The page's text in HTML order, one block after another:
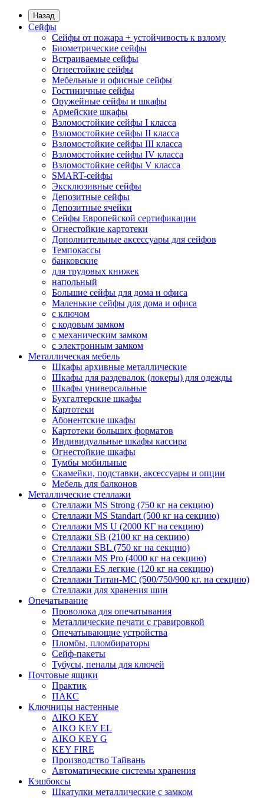
Назад
Сейфы
Сейфы от пожара + устойчивость к взлому
Биометрические сейфы
Встраиваемые сейфы
Огнестойкие сейфы
Мебельные и офисные сейфы
Гостиничные сейфы
Оружейные сейфы и шкафы
Армейские шкафы
Взломостойкие сейфы I класса
Взломостойкие сейфы II класса
Взломостойкие сейфы III класса
Взломостойкие сейфы IV класса
Взломостойкие сейфы V класса
SMART-сейфы
Эксклюзивные сейфы
Депозитные сейфы
Депозитные ячейки
Сейфы Европейской сертификации
Огнестойкие картотеки
Дополнительные аксессуары для сейфов
Темпокассы
банковские
для трудовых книжек
напольный
Большие сейфы для дома и офиса
Маленькие сейфы для дома и офиса
с ключом
с кодовым замком
с механическим замком
с электронным замком
Металлическая мебель
Шкафы архивные металлические
Шкафы для раздевалок (локеры) для одежды
Шкафы универсальные
Бухгалтерские шкафы
Картотеки
Абонентские шкафы
Картотеки больших форматов
Индивидуальные шкафы кассира
Огнестойкие шкафы
Тумбы мобильные
Скамейки, подставки, аксессуары и опции
Мебель для балконов
Металлические стеллажи
Стеллажи MS Strong (750 кг на секцию)
Стеллажи MS Standart (500 кг на секцию)
Стеллажи MS U (2000 КГ на секцию)
Стеллажи SB (2100 кг на секцию)
Стеллажи SBL (750 кг на секцию)
Стеллажи MS Pro (4000 кг на секцию)
Стеллажи ES легкие (120 кг на секцию)
Стеллажи Титан-МС (500/750/900 кг. на секцию)
Стеллажи для хранения шин
Опечатывание
Проволока для опечатывания
Металлические печати с гравировкой
Опечатывающие устройства
Пломбы, пломбираторы
Сейф-пакеты
Тубусы, пеналы для ключей
Почтовые ящики
Практик
ПАКС
Ключницы настенные
AIKO KEY
AIKO KEY EL
AIKO KEY G
KEY FIRE
Производство Тайвань
Автоматические системы хранения
Кэшбоксы
Шкатулки металлические с замком